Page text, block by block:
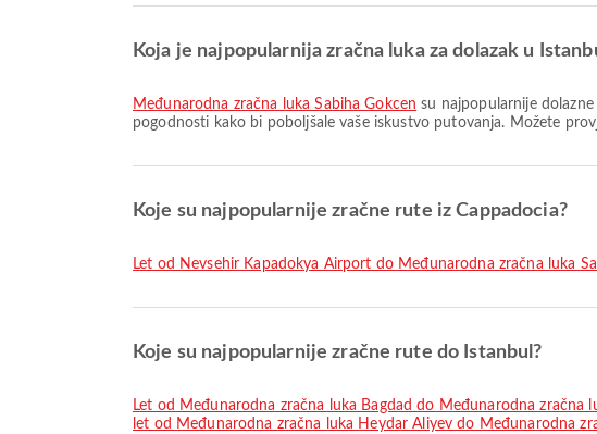
Koja je najpopularnija zračna luka za dolazak u
Međunarodna zračna luka Sabiha Gokcen su najpopularnije
pogodnosti kako bi poboljšale vaše iskustvo putovanja. Možete
Koje su najpopularnije zračne rute iz Cappadocia?
let od Nevsehir Kapadokya Airport do Međunarodna zračna luka
Koje su najpopularnije zračne rute do Istanbul?
let od Međunarodna zračna luka Bagdad do Međunarodna zračna
let od Međunarodna zračna luka Heydar Aliyev do Međunarodna